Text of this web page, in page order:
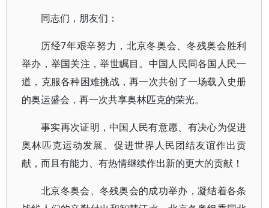
同志们，朋友们：
历经7年艰辛努力，北京冬奥会、冬残奥会胜利
举办，举国关注，举世瞩目。中国人民同各国人民一
道，克服各种困难挑战，再一次共创了一场载入史册
的奥运盛会，再一次共享奥林匹克的荣光。
事实再次证明，中国人民有意愿、有决心为促进
奥林匹克运动发展、促进世界人民团结友谊作出贡
献，而且有能力、有热情继续作出新的更大的贡献！
北京冬奥会、冬残奥会的成功举办，凝结着各条